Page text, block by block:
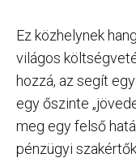
Ez közhelynek
világos
hozzá, az segít
egy őszinte
meg egy felső
pénzügyi